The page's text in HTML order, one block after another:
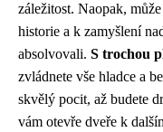
záležitost. Naopak,
historie a k zamyšlení
absolvovali. S trochou
zvládnete vše hladce a
skvělý pocit, až budete
vám otevře dveře k